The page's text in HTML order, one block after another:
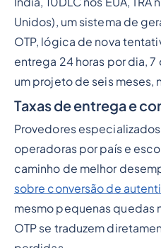
Unidos), um sistema de
OTP, lógica de nova
entrega 24 horas por dia, 7
um projeto de seis meses,
Taxas de entrega e
Provedores
operadoras por país e
caminho de melhor
sobre conversão de
mesmo pequenas quedas
OTP se traduzem